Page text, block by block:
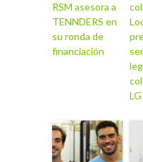
RSM asesora a
TENNDERS en
su ronda de
financiación